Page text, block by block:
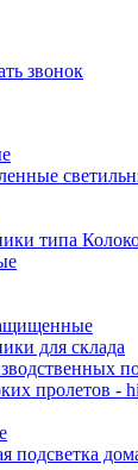
звонок
типа
для склада
пролетов -
подсветка